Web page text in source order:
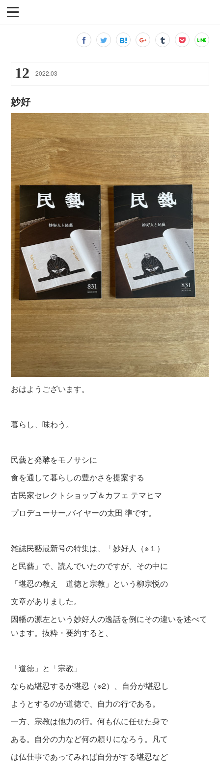
12 2022.03
妙好
おはようございます。
暮らし、味わう。
民藝と発酵をモノサシに
食を通して暮らしの豊かさを提案する
古民家セレクトショップ＆カフェ テマヒマ
プロデューサー,バイヤーの太田 準です。
雑誌民藝最新号の特集は、「妙好人（※１）
と民藝」で、読んでいたのですが、その中に
「堪忍の教え 道徳と宗教」 という柳宗悦の
文章がありました。
因幡の源左という妙好人の逸話を例にその違いを述べて
います。抜粋・要約すると、
「道徳」と「宗教」
ならぬ堪忍するが堪忍（※2）、自分が堪忍し
ようとするのが道徳で、自力の行である。
一方、宗教は他力の行。何も仏に任せた身で
ある。自分の力など何の頼りになろう。 凡て
は仏仕事であってみれば自分がする堪忍など